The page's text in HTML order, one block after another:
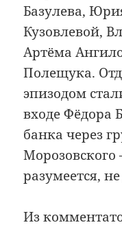
Базулева,
Кузовлевой,
Артёма
Полещука.
эпизодом
входе Фёдора
банка через
Морозовского
разумеется,
Из